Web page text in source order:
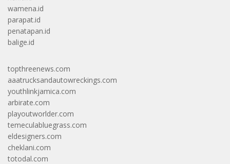
wamena.id
parapat.id
penatapan.id
balige.id
topthreenews.com
aaatrucksandautowreckings.com
youthlinkjamica.com
arbirate.com
playoutworlder.com
temeculabluegrass.com
eldesigners.com
cheklani.com
totodal.com